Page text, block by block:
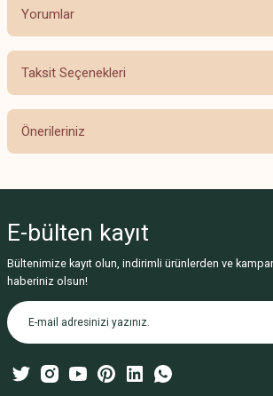
Yorumlar
Bu ürüne ilk yorumu siz yapın!
Taksit Seçenekleri
Önerileriniz
Görüş ve önerileriniz için teşekkür ederiz.
Ürün resmi kalitesiz, bozuk veya
Ürün açıklamasında eksik bilgiler bulunuyor.
Ürün bilgilerinde hatalar bulunuyor.
Bu ürüne benzer farklı alternatifler olmalı.
E-bülten kayıt
Bültenimize kayıt olun, indirimli ürünlerden ve
haberiniz olsun!